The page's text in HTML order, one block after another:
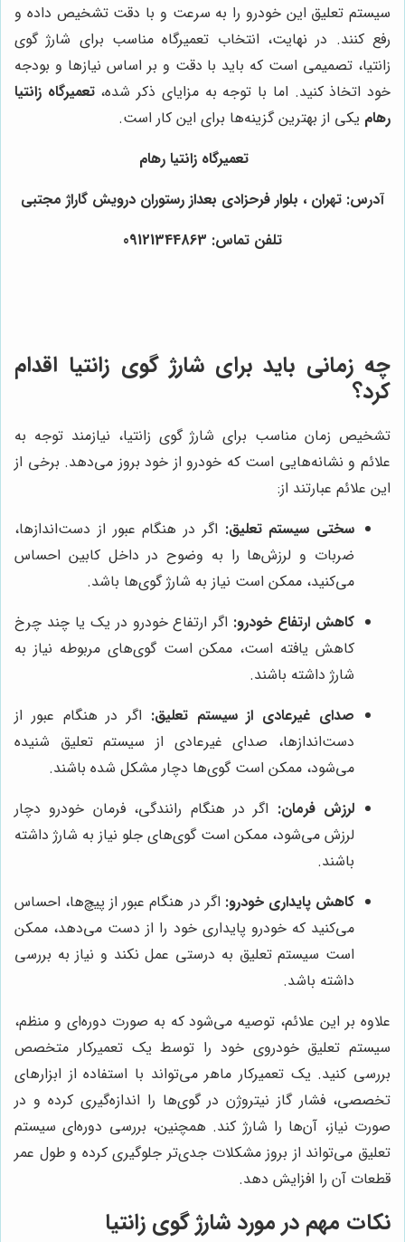
سیستم تعلیق این خودرو را به سرعت و با دقت تشخیص داده و
رفع کنند. در نهایت، انتخاب تعمیرگاه مناسب برای شارژ گوی
زانتیا، تصمیمی است که باید با دقت و بر اساس نیازها و بودجه
خود اتخاذ کنید. اما با توجه به مزایای ذکر شده،تعمیرگاه زانتیا
رهام یکی از بهترین گزینه‌ها برای این کار است.
تعمیرگاه زانتیا رهام
آدرس: تهران ، بلوار فرحزادی بعداز رستوران درويش گاراژ مجتبی
تلفن تماس: 09121344863
چه زمانی باید برای شارژ گوی زانتیا اقدام
کرد؟
تشخیص زمان مناسب برای شارژ گوی زانتیا، نیازمند توجه به
علائم و نشانه‌هایی است که خودرو از خود بروز می‌دهد. برخی از
این علائم عبارتند از:
سختی سیستم تعلیق: اگر در هنگام عبور از دست‌اندازها،
ضربات و لرزش‌ها را به وضوح در داخل کابین احساس
می‌کنید، ممکن است نیاز به شارژ گوی‌ها باشد.
کاهش ارتفاع خودرو: اگر ارتفاع خودرو در یک یا چند چرخ
کاهش یافته است، ممکن است گوی‌های مربوطه نیاز به
شارژ داشته باشند.
صدای غیرعادی از سیستم تعلیق: اگر در هنگام عبور از
دست‌اندازها، صدای غیرعادی از سیستم تعلیق شنیده
می‌شود، ممکن است گوی‌ها دچار مشکل شده باشند.
لرزش فرمان: اگر در هنگام رانندگی، فرمان خودرو دچار
لرزش می‌شود، ممکن است گوی‌های جلو نیاز به شارژ داشته
باشند.
کاهش پایداری خودرو: اگر در هنگام عبور از پیچ‌ها، احساس
می‌کنید که خودرو پایداری خود را از دست می‌دهد، ممکن
است سیستم تعلیق به درستی عمل نکند و نیاز به بررسی
داشته باشد.
علاوه بر این علائم، توصیه می‌شود که به صورت دوره‌ای و منظم،
سیستم تعلیق خودروی خود را توسط یک تعمیرکار متخصص
بررسی کنید. یک تعمیرکار ماهر می‌تواند با استفاده از ابزارهای
تخصصی، فشار گاز نیتروژن در گوی‌ها را اندازه‌گیری کرده و در
صورت نیاز، آن‌ها را شارژ کند. همچنین، بررسی دوره‌ای سیستم
تعلیق می‌تواند از بروز مشکلات جدی‌تر جلوگیری کرده و طول عمر
قطعات آن را افزایش دهد.
نکات مهم در مورد شارژ گوی زانتیا